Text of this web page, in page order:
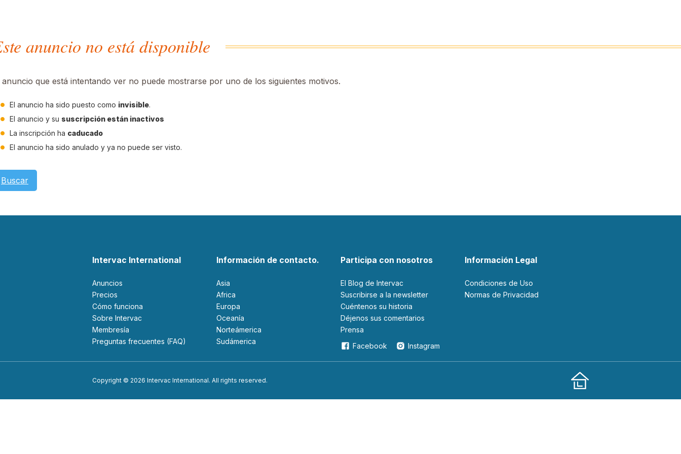
anuncio no está disponible
anuncio que está intentando ver no puede mostrarse por uno de los siguientes motivos.
El anuncio ha sido puesto como invisible.
El anuncio y su suscripción están inactivos
La inscripción ha caducado
El anuncio ha sido anulado y ya no puede ser visto.
Buscar
Intervac International
Anuncios
Precios
Cómo funciona
Sobre Intervac
Membresía
Preguntas frecuentes (FAQ)
Información de contacto.
Asia
Africa
Europa
Oceanía
Norteámerica
Sudámerica
Participa con nosotros
El Blog de Intervac
Suscribirse a la newsletter
Cuéntenos su historia
Déjenos sus comentarios
Prensa
Facebook
Instagram
Información Legal
Condiciones de Uso
Normas de Privacidad
Copyright © 2026 Intervac International. All rights reserved.